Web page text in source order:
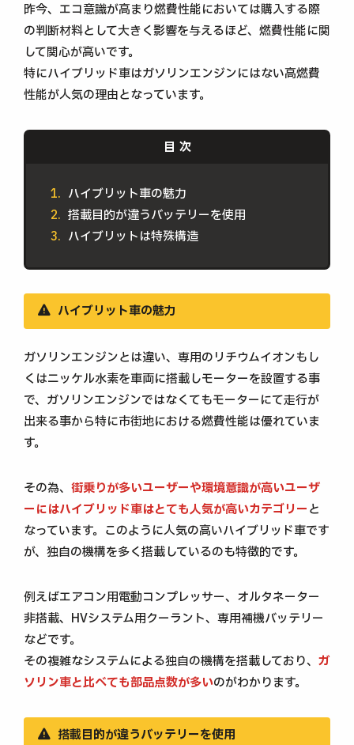
昨今、エコ意識が高まり燃費性能においては購入する際
の判断材料として大きく影響を与えるほど、燃費性能に関
して関心が高いです。
特にハイブリッド車はガソリンエンジンにはない高燃費
性能が人気の理由となっています。
ハイブリット車の魅力
搭載目的が違うバッテリーを使用
ハイブリットは特殊構造
ハイブリット車の魅力
ガソリンエンジンとは違い、専用のリチウムイオンもし
くはニッケル水素を車両に搭載しモーターを設置する事
で、ガソリンエンジンではなくてもモーターにて走行が
出来る事から特に市街地における燃費性能は優れていま
す。
その為、 街乗りが多いユーザーや環境意識が高いユーザ
ーにはハイブリッド車はとても人気が高いカテゴリーと
なっています。このように人気の高いハイブリッド車です
が、独自の機構を多く搭載しているのも特徴的です。
例えばエアコン用電動コンプレッサー、オルタネーター
非搭載、HVシステム用クーラント、専用補機バッテリー
などです。
その複雑なシステムによる独自の機構を搭載しており、 ガ
ソリン車と比べても部品点数が多いのがわかります。
搭載目的が違うバッテリーを使用